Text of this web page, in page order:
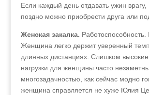
Если каждый день отдавать ужин
поздно можно приобрести друга или
Женская закалка. Работоспособность.
Женщина легко держит уверенный
длинных дистанциях. Слишком
нагрузки для женщины часто
многозадачностью, как сейчас модно
женщина справляется не хуже Юлия